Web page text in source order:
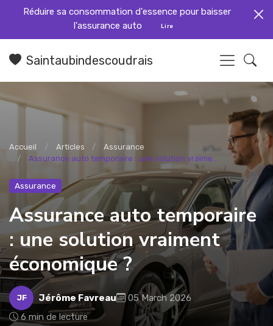
Réduire sa consommation d'essence pour baisser
l'assurance auto
Lire
Saintaubindescoudrais
Accueil Articles
Assurance
Assurance auto temporaire : une solution vraime...
Assurance
Assurance auto temporaire
: une solution vraiment
économique ?
JF Jérôme Favreau
05 March 2026
6 min de lecture